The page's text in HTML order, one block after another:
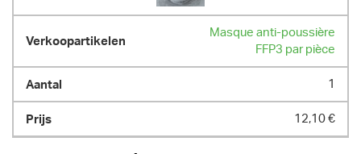
Masque anti-poussière
FFP3 par pièce
1
12,10 €